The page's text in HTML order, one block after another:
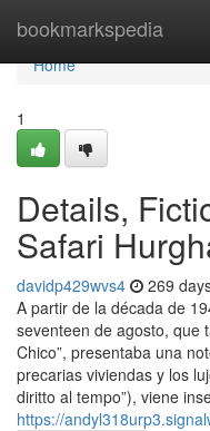
bookmarkspedia
Home
Home
1
Details,
Safari
davidp429wvs4 269
A partir de la década de
seventeen de agosto, que
Chico”, presentaba una
precarias viviendas y los
diritto al tempo”), viene
https://